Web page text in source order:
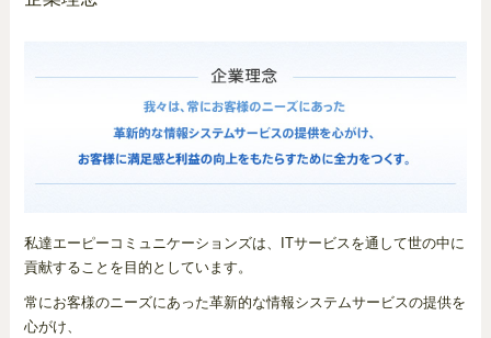
私達エーピーコミュニケーションズは、ITサービスを通して世の中に
貢献することを目的としています。
常にお客様のニーズにあった革新的な情報システムサービスの提供を
心がけ、